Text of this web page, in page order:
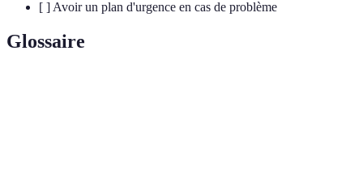
[ ] Avoir un plan d'urgence en cas de problème
Glossaire